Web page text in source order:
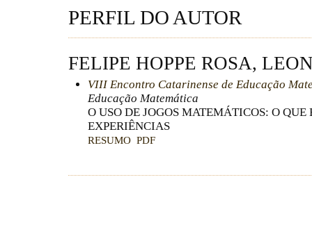
PERFIL DO AUTOR
FELIPE HOPPE ROSA,
VIII Encontro Catarinense de Educação
Educação Matemática
O USO DE JOGOS MATEMÁTICOS: O QUE
EXPERIÊNCIAS
RESUMO PDF